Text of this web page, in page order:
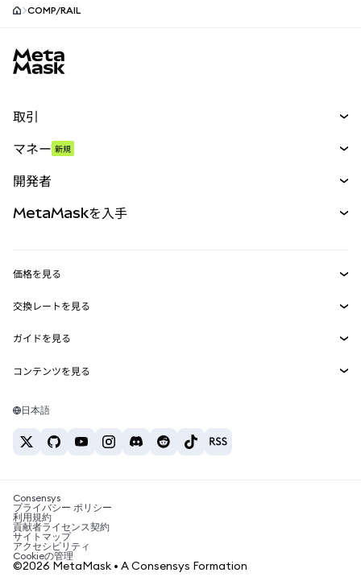
COMP/RAIL
取引
パーペチュアル
RWA
マネー 新規
開発者
MetaMask Connect
Snaps
Web3サービス
MetaMaskを入手
セキュリティ
サポート
キャリア
お問い合わせ
価格を見る
イーサリアムの価格
Solanaの価格
Tetherの価格
交換レートを見る
ETH→USD
USDT→INR
BTC→INR
ETH→USDT
ガイドを見る
ETHの購入
USDTの購入
SHIBの購入
BNBの購入
コンテンツを見る
Solanaウォレット
税制関連ニュース
暗号資産の購入方法は？
ビットコインを売るには？
日本語
Consensys
プライバシー ポリシー
利用規約
貢献者ライセンス契約
サイトマップ
アクセシビリティ
Cookieの管理
©2026 MetaMask • A Consensys Formation